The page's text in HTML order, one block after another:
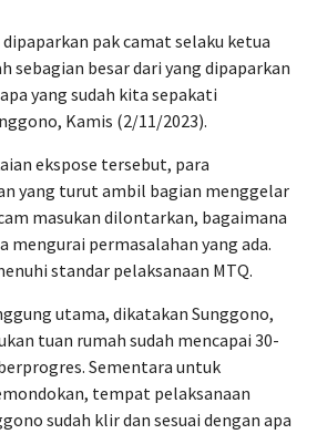
dipaparkan pak camat selaku ketua
sebagian besar dari yang dipaparkan
yang sudah kita sepakati
Kamis (2/11/2023).
ekspose tersebut, para
yang turut ambil bagian menggelar
masukan dilontarkan, bagaimana
mengurai permasalahan yang ada.
standar pelaksanaan MTQ.
utama, dikatakan Sunggono,
tuan rumah sudah mencapai 30-
Sementara untuk
tempat pelaksanaan
sudah klir dan sesuai dengan apa